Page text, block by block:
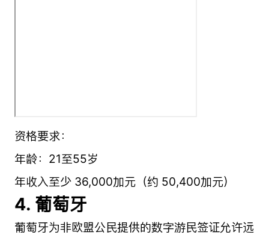
资格要求：
年龄：21至55岁
年收入至少 36,000加元（约 50,400加元）
4. 葡萄牙
葡萄牙为非欧盟公民提供的数字游民签证允许远